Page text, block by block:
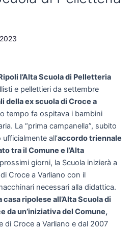
l’Alta Scuola di Pelletteria
e pellettieri da settembre
della ex scuola di Croce a
tempo fa ospitava i bambini
La “prima campanella”, subito
all’accordo triennale
tra il Comune e l’Alta
giorni, la Scuola inizierà a
Croce a Varliano con il
necessari alla didattica.
casa ripolese all’Alta Scuola di
da un’iniziativa del Comune,
di Croce a Varliano e dal 2007